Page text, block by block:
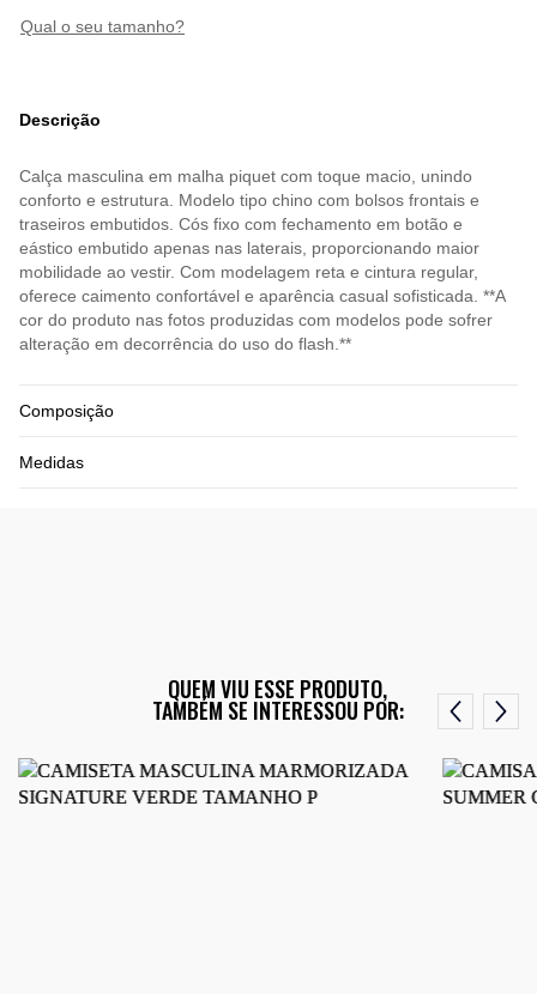
qual o seu tamanho?
Descrição
Calça masculina em malha piquet com toque macio, unindo
conforto e estrutura. Modelo tipo chino com bolsos frontais e
traseiros embutidos. Cós fixo com fechamento em botão e
eástico embutido apenas nas laterais, proporcionando maior
mobilidade ao vestir. Com modelagem reta e cintura regular,
oferece caimento confortável e aparência casual sofisticada. **A
cor do produto nas fotos produzidas com modelos pode sofrer
alteração em decorrência do uso do flash.**
Composição
Medidas
QUEM VIU ESSE PRODUTO,
TAMBÉM SE INTERESSOU POR: